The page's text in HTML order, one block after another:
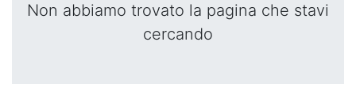
Non abbiamo trovato la pagina che stavi
cercando